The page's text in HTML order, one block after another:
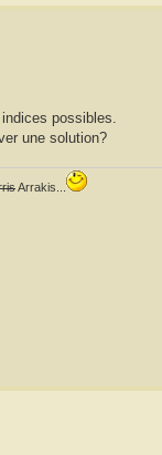
possibles.
une solution?
Arrakis...